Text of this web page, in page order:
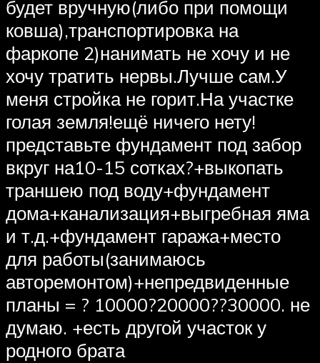
будет вручную(либо при помощи
ковша),транспортировка на
фаркопе 2)нанимать не хочу и не
хочу тратить нервы.Лучше сам.У
меня стройка не горит.На участке
голая земля!ещё ничего нету!
представьте фундамент под забор
вкруг на10-15 сотках?+выкопать
траншею под воду+фундамент
дома+канализация+выгребная яма
и т.д.+фундамент гаража+место
для работы(занимаюсь
авторемонтом)+непредвиденные
планы = ? 10000?20000??30000. не
думаю. +есть другой участок у
родного брата